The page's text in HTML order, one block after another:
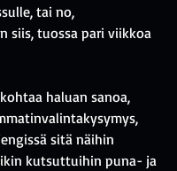
tai no,
siis, tuossa pari viikkoa
haluan sanoa,
sitä näihin
kutsuttuihin puna- ja